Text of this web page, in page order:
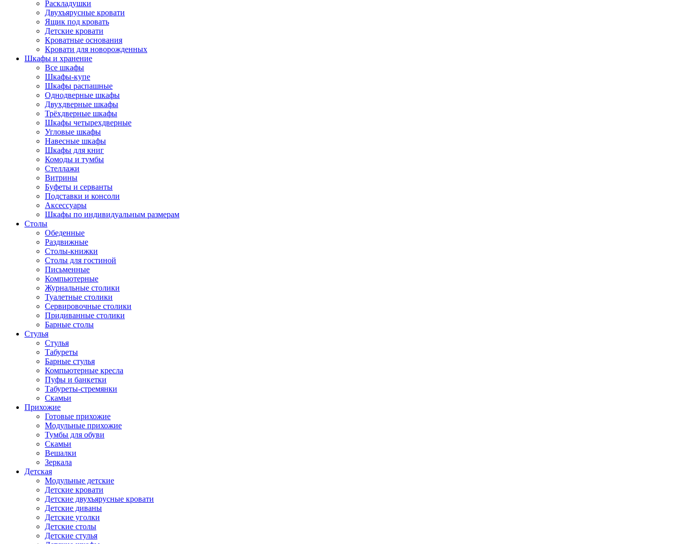
Раскладушки
Двухъярусные кровати
Ящик под кровать
Детские кровати
Кроватные основания
Кровати для новорожденных
Шкафы и хранение
Все шкафы
Шкафы-купе
Шкафы распашные
Однодверные шкафы
Двухдверные шкафы
Трёхдверные шкафы
Шкафы четырехдверные
Угловые шкафы
Навесные шкафы
Шкафы для книг
Комоды и тумбы
Стеллажи
Витрины
Буфеты и серванты
Подставки и консоли
Аксессуары
Шкафы по индивидуальным размерам
Столы
Обеденные
Раздвижные
Столы-книжки
Столы для гостиной
Письменные
Компьютерные
Журнальные столики
Туалетные столики
Сервировочные столики
Придиванные столики
Барные столы
Стулья
Стулья
Табуреты
Барные стулья
Компьютерные кресла
Пуфы и банкетки
Табуреты-стремянки
Скамьи
Прихожие
Готовые прихожие
Модульные прихожие
Тумбы для обуви
Скамьи
Вешалки
Зеркала
Детская
Модульные детские
Детские кровати
Детские двухъярусные кровати
Детские диваны
Детские уголки
Детские столы
Детские стулья